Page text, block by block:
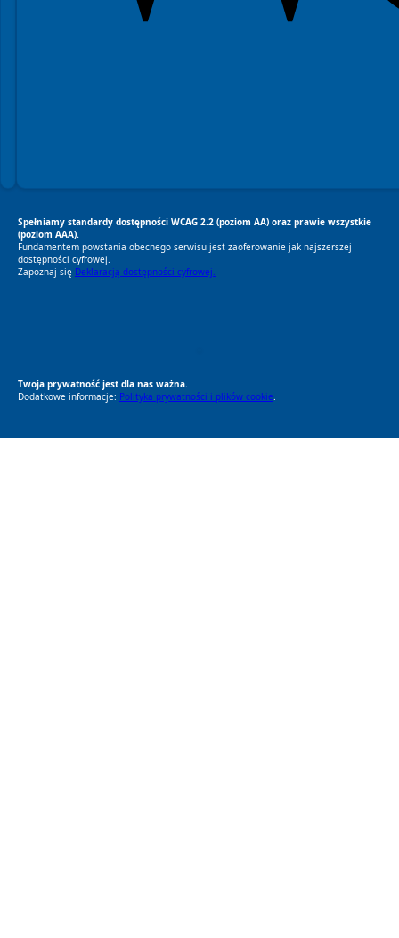
Spełniamy standardy dostępności WCAG 2.2 (poziom AA) oraz prawie wszystkie
(poziom AAA).
Fundamentem powstania obecnego serwisu jest zaoferowanie jak najszerszej
dostępności cyfrowej.
Zapoznaj się Deklaracją dostępności cyfrowej.
Twoja prywatność jest dla nas ważna.
Dodatkowe informacje: Polityka prywatności i plików cookie